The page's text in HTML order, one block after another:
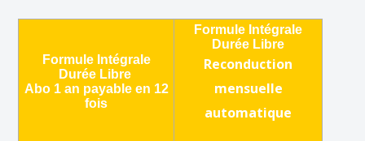
Formule Intégrale
Durée Libre
Abo 1 an payable en 12
fois
Formule Intégrale
Durée Libre
Reconduction
mensuelle
automatique